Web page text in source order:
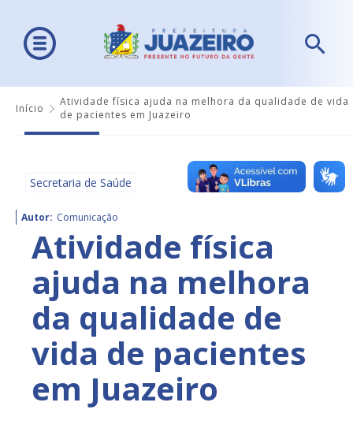
Início
Atividade física ajuda na melhora da qualidade de vida
de pacientes em Juazeiro
Secretaria de Saúde
Autor: Comunicação
Atividade física
ajuda na melhora
da qualidade de
vida de pacientes
em Juazeiro